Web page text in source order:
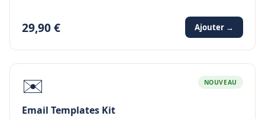
29,90 € Ajouter →
✉️ NOUVEAU
Email Templates Kit